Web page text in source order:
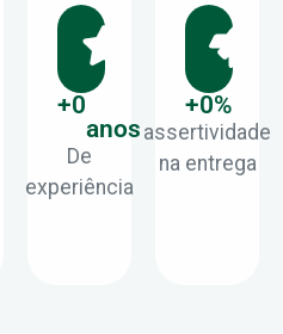
De
experiência
+0
anos assertividade
na entrega
+0%